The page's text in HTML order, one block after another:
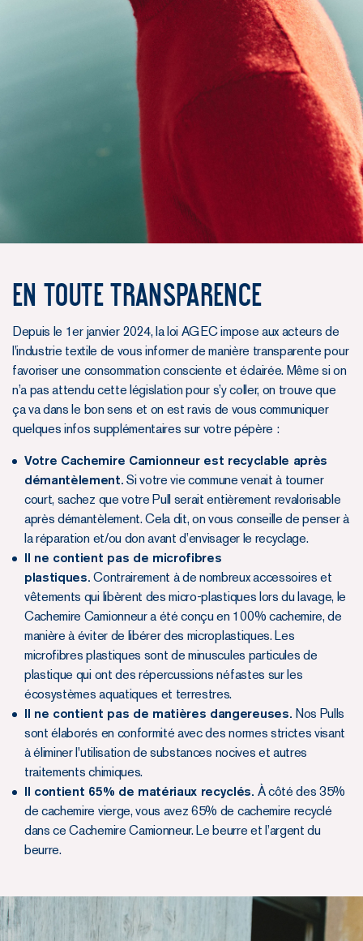
En toute transparence
Depuis le 1er janvier 2024, la loi AGEC impose aux acteurs de
l'industrie textile de vous informer de manière transparente pour
favoriser une consommation consciente et éclairée. Même si on
n’a pas attendu cette législation pour s’y coller, on trouve que
ça va dans le bon sens et on est ravis de vous communiquer
quelques infos supplémentaires sur votre pépère :
Votre Cachemire Camionneur est recyclable après
démantèlement. Si votre vie commune venait à tourner
court, sachez que votre Pull serait entièrement revalorisable
après démantèlement. Cela dit, on vous conseille de penser à
la réparation et/ou don avant d’envisager le recyclage.
Il ne contient pas de microfibres
plastiques. Contrairement à de nombreux accessoires et
vêtements qui libèrent des micro-plastiques lors du lavage, le
Cachemire Camionneur a été conçu en 100% cachemire, de
manière à éviter de libérer des microplastiques. Les
microfibres plastiques sont de minuscules particules de
plastique qui ont des répercussions néfastes sur les
écosystèmes aquatiques et terrestres.
Il ne contient pas de matières dangereuses. Nos Pulls
sont élaborés en conformité avec des normes strictes visant
à éliminer l'utilisation de substances nocives et autres
traitements chimiques.
Il contient 65% de matériaux recyclés. À côté des 35%
de cachemire vierge, vous avez 65% de cachemire recyclé
dans ce Cachemire Camionneur. Le beurre et l’argent du
beurre.